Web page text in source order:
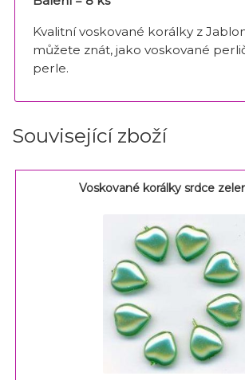
Kvalitní voskované korálky z
můžete znát, jako voskované
perle.
Související zboží
Voskované korálky srdce